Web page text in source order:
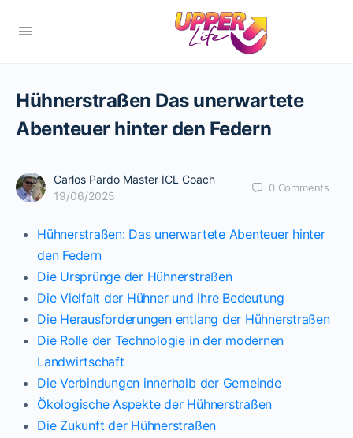
Hühnerstraßen Das unerwartete
Abenteuer hinter den Federn
Carlos Pardo Master ICL Coach
19/06/2025
0 Comments
Hühnerstraßen: Das unerwartete Abenteuer hinter
den Federn
Die Ursprünge der Hühnerstraßen
Die Vielfalt der Hühner und ihre Bedeutung
Die Herausforderungen entlang der Hühnerstraßen
Die Rolle der Technologie in der modernen
Landwirtschaft
Die Verbindungen innerhalb der Gemeinde
Ökologische Aspekte der Hühnerstraßen
Die Zukunft der Hühnerstraßen